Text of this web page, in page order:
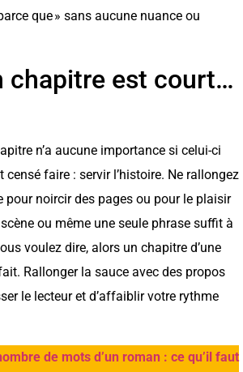
que » sans aucune nuance ou
chapitre est court…
n’a aucune importance si celui-ci
censé faire : servir l’histoire. Ne rallongez
pour noircir des pages ou pour le plaisir
ou même une seule phrase suffit à
voulez dire, alors un chapitre d’une
Rallonger la sauce avec des propos
le lecteur et d’affaiblir votre rythme
de mots d’un roman : ce qu’il faut